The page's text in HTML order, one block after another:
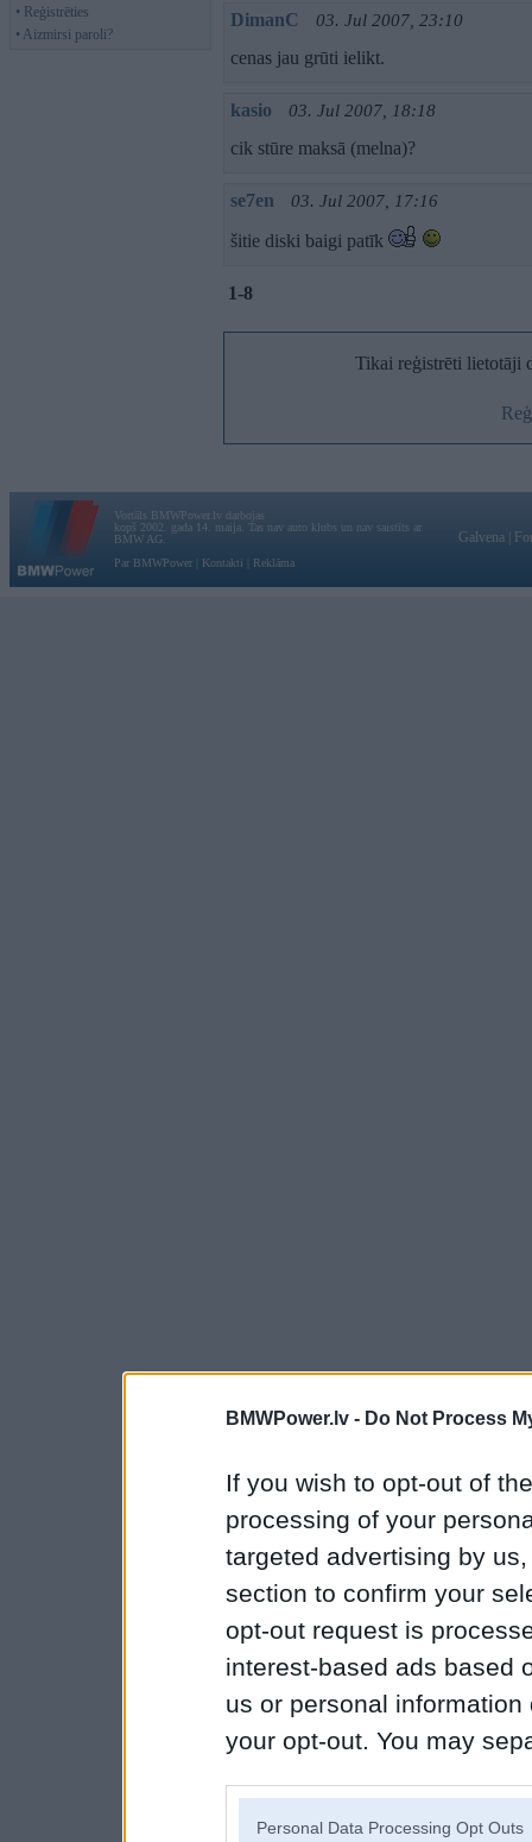
BMWPower.lv - Do Not Process
If you wish to opt-out of
processing of your
targeted advertising by
section to confirm your
opt-out request is
interest-based ads based
us or personal
your opt-out. You may
Personal Data Processing Opt Outs
• Reģistrēties
• Aizmirsi paroli?
DimanC 03. Jul 2007, 23:10
cenas jau grūti ielikt.
kasio 03. Jul 2007, 18:18
cik stūre maksā (melna)?
se7en 03. Jul 2007, 17:16
šitie diski baigi patīk
1-8
Tikai reģistrēti lietotāji
Vortāls BMWPower.lv darbojas
kopš 2002. gada 14. maija. Tas nav auto klubs un nav saistīts ar
BMW AG.
Par BMWPower
Kontakti Reklāma
Galvena